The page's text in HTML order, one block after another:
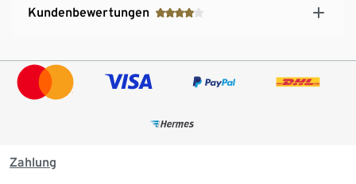
Kundenbewertungen
Zahlung